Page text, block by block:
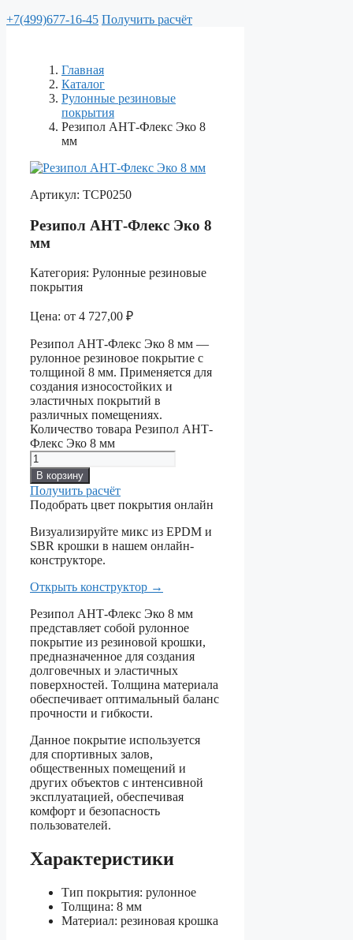
+7(499)677-16-45 Получить расчёт
Главная
Каталог
Рулонные резиновые
покрытия
Резипол АНТ-Флекс Эко 8
мм
Артикул: ТСР0250
Резипол АНТ-Флекс Эко 8
мм
Категория: Рулонные резиновые
покрытия
Цена: от 4 727,00 ₽
Резипол АНТ-Флекс Эко 8 мм —
рулонное резиновое покрытие с
толщиной 8 мм. Применяется для
создания износостойких и
эластичных покрытий в
различных помещениях.
Количество товара Резипол АНТ-
Флекс Эко 8 мм
В корзину
Получить расчёт
Подобрать цвет покрытия онлайн
Визуализируйте микс из EPDM и
SBR крошки в нашем онлайн-
конструкторе.
Открыть конструктор →
Резипол АНТ-Флекс Эко 8 мм
представляет собой рулонное
покрытие из резиновой крошки,
предназначенное для создания
долговечных и эластичных
поверхностей. Толщина материала
обеспечивает оптимальный баланс
прочности и гибкости.
Данное покрытие используется
для спортивных залов,
общественных помещений и
других объектов с интенсивной
эксплуатацией, обеспечивая
комфорт и безопасность
пользователей.
Характеристики
Тип покрытия: рулонное
Толщина: 8 мм
Материал: резиновая крошка